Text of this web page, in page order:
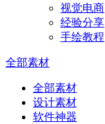
视觉电商
经验分享
手绘教程
全部素材
全部素材
设计素材
软件神器